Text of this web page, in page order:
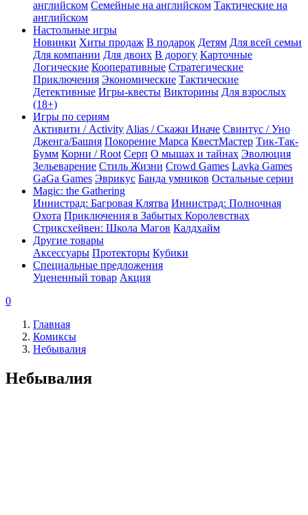
английском Семейные на английском Тактические на
английском
Настольные игры
Новинки Хиты продаж В подарок Детям Для всей семьи
Для компании Для двоих В дорогу Карточные
Логические Кооперативные Стратегические
Приключения Экономические Тактические
Детективные Игры-квесты Викторины Для взрослых
(18+)
Игры по сериям
Активити / Activity Alias / Скажи Иначе Свинтус / Уно
Дженга/Башня Покорение Марса КвестМастер Тик-Так-
Бумм Корни / Root Серп О мышах и тайнах Эволюция
Зельеварение Стиль Жизни Crowd Games Lavka Games
GaGa Games Эврикус Банда умников Остальные серии
Magic: the Gathering
Иннистрад: Багровая Клятва Иннистрад: Полночная
Охота Приключения в Забытых Королевствах
Стриксхейвен: Школа Магов Калдхайм
Другие товары
Аксессуары Протекторы Кубики
Специальные предложения
Уцененный товар Акция
0
Главная
Комиксы
Небывалия
Небывалия